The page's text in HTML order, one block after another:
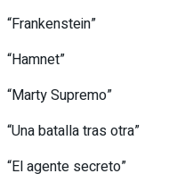
“Frankenstein”
“Hamnet”
“Marty Supremo”
“Una batalla tras otra”
“El agente secreto”